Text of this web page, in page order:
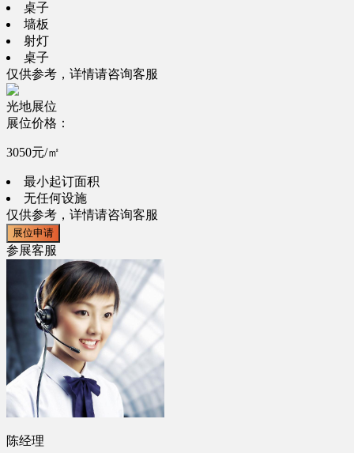
桌子
墙板
射灯
桌子
仅供参考，详情请咨询客服
光地展位
展位价格：
3050元/㎡
最小起订面积
无任何设施
仅供参考，详情请咨询客服
展位申请
参展客服
陈经理